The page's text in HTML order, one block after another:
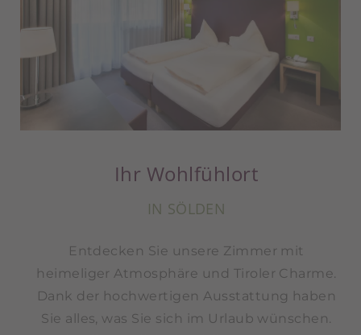
Ihr Wohlfühlort
IN SÖLDEN
Entdecken Sie unsere Zimmer mit
heimeliger Atmosphäre und Tiroler Charme.
Dank der hochwertigen Ausstattung haben
Sie alles, was Sie sich im Urlaub wünschen.